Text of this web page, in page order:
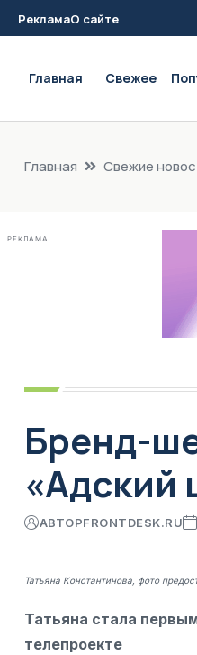
РекламаО сайте
Главная Свежее
Главная Свежие
РЕКЛАМА
Бренд-
«Адский
АВТОРFRONTDESK.RU
Татьяна Константинова, фото
Татьяна стала
телепроекте